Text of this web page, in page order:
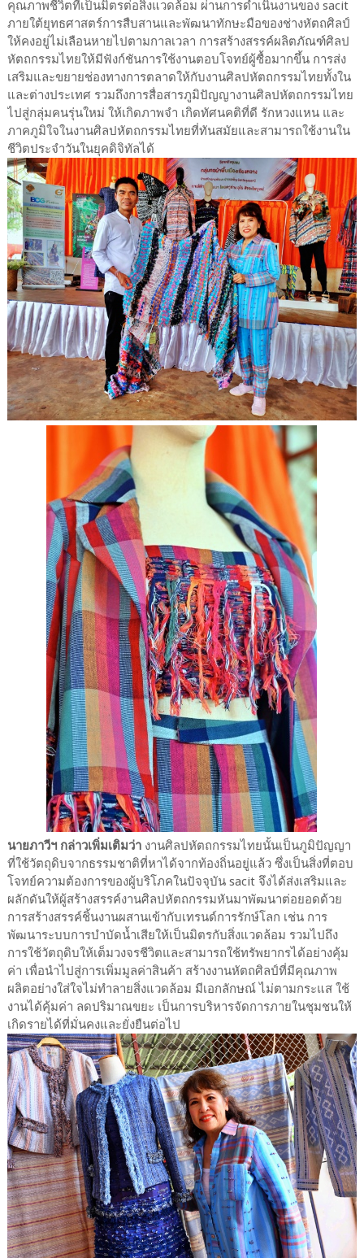
คุณภาพชีวิตที่เป็นมิตรต่อสิ่งแวดล้อม ผ่านการดำเนินงานของ sacit
ภายใต้ยุทธศาสตร์การสืบสานและพัฒนาทักษะมือของช่างหัตถศิลป์
ให้คงอยู่ไม่เลือนหายไปตามกาลเวลา การสร้างสรรค์ผลิตภัณฑ์ศิลป
หัตถกรรมไทยให้มีฟังก์ชันการใช้งานตอบโจทย์ผู้ซื้อมากขึ้น การส่ง
เสริมและขยายช่องทางการตลาดให้กับงานศิลปหัตถกรรมไทยทั้งใน
และต่างประเทศ รวมถึงการสื่อสารภูมิปัญญางานศิลปหัตถกรรมไทย
ไปสู่กลุ่มคนรุ่นใหม่ ให้เกิดภาพจำ เกิดทัศนคติที่ดี รักหวงแหน และ
ภาคภูมิใจในงานศิลปหัตถกรรมไทยที่ทันสมัยและสามารถใช้งานใน
ชีวิตประจำวันในยุคดิจิทัลได้
นายภาวีฯ กล่าวเพิ่มเติมว่างานศิลปหัตถกรรมไทยนั้นเป็นภูมิปัญญา
ที่ใช้วัตถุดิบจากธรรมชาติที่หาได้จากท้องถิ่นอยู่แล้ว ซึ่งเป็นสิ่งที่ตอบ
โจทย์ความต้องการของผู้บริโภคในปัจจุบัน sacit จึงได้ส่งเสริมและ
ผลักดันให้ผู้สร้างสรรค์งานศิลปหัตถกรรมหันมาพัฒนาต่อยอดด้วย
การสร้างสรรค์ชิ้นงานผสานเข้ากับเทรนด์การรักษ์โลก เช่น การ
พัฒนาระบบการบำบัดน้ำเสียให้เป็นมิตรกับสิ่งแวดล้อม รวมไปถึง
การใช้วัตถุดิบให้เต็มวงจรชีวิตและสามารถใช้ทรัพยากรได้อย่างคุ้ม
ค่า เพื่อนำไปสู่การเพิ่มมูลค่าสินค้า สร้างงานหัตถศิลป์ที่มีคุณภาพ
ผลิตอย่างใส่ใจไม่ทำลายสิ่งแวดล้อม มีเอกลักษณ์ ไม่ตามกระแส ใช้
งานได้คุ้มค่า ลดปริมาณขยะ เป็นการบริหารจัดการภายในชุมชนให้
เกิดรายได้ที่มั่นคงและยั่งยืนต่อไป